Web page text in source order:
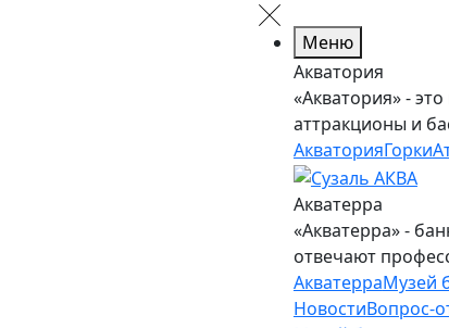
Меню
Акватория
«Акватория» -
аттракционы и
АкваторияГорки
Акватерра
«Акватерра» -
отвечают
АкватерраМузей
НовостиВопрос-